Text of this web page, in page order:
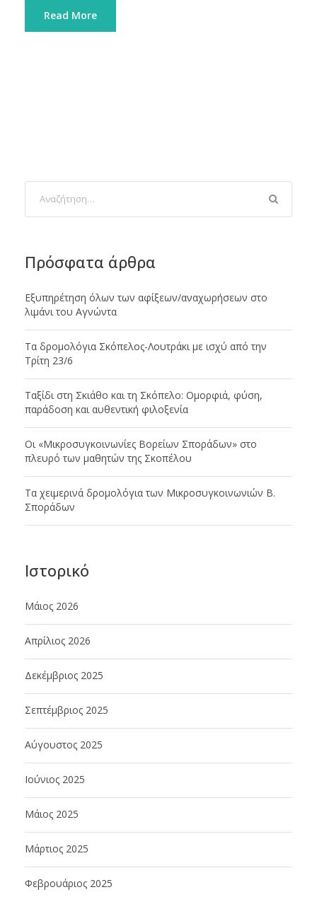
Read More
Πρόσφατα άρθρα
Εξυπηρέτηση όλων των αφίξεων/αναχωρήσεων στο
λιμάνι του Αγνώντα
Tα δρομολόγια Σκόπελος-Λουτράκι με ισχύ από την
Τρίτη 23/6
Ταξίδι στη Σκιάθο και τη Σκόπελο: Ομορφιά, φύση,
παράδοση και αυθεντική φιλοξενία
Οι «Μικροσυγκοινωνίες Βορείων Σποράδων» στο
πλευρό των μαθητών της Σκοπέλου
Tα χειμερινά δρομολόγια των Μικροσυγκοινωνιών Β.
Σποράδων
Ιστορικό
Μάιος 2026
Απρίλιος 2026
Δεκέμβριος 2025
Σεπτέμβριος 2025
Αύγουστος 2025
Ιούνιος 2025
Μάιος 2025
Μάρτιος 2025
Φεβρουάριος 2025